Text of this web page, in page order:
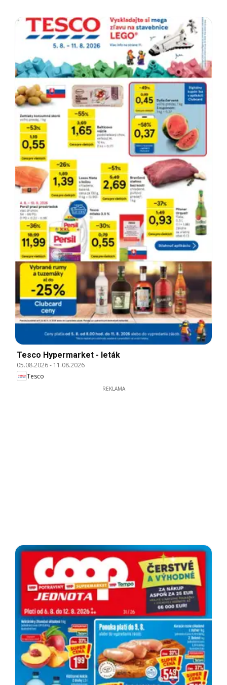
Tesco Hypermarket - leták
05.08.2026- 11.08.2026
Tesco
REKLAMA